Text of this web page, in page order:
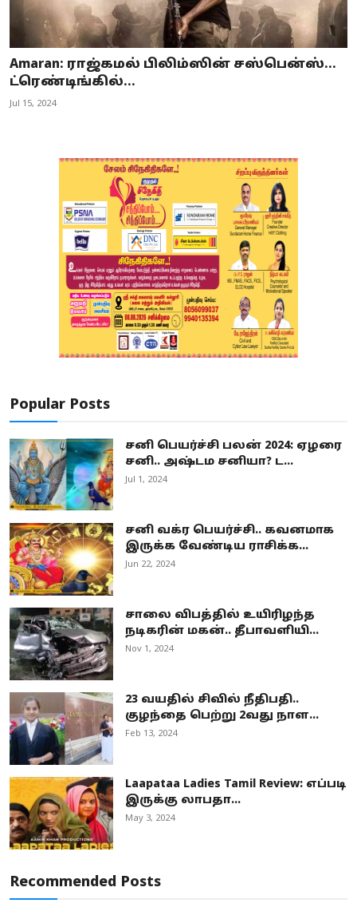
Amaran: ராஜ்கமல் பிலிம்ஸின் சஸ்பென்ஸ்...
ட்ரெண்டிங்கில்...
Jul 15, 2024
Popular Posts
சனி பெயர்ச்சி பலன் 2024: ஏழரை
சனி.. அஷ்டம சனியா? ட...
Jul 1, 2024
சனி வக்ர பெயர்ச்சி.. கவனமாக
இருக்க வேண்டிய ராசிக்க...
Jun 22, 2024
சாலை விபத்தில் உயிரிழந்த
நடிகரின் மகன்.. தீபாவளியி...
Nov 1, 2024
23 வயதில் சிவில் நீதிபதி..
குழந்தை பெற்று 2வது நாள...
Feb 13, 2024
Laapataa Ladies Tamil Review: எப்படி
இருக்கு லாபதா...
May 3, 2024
Recommended Posts